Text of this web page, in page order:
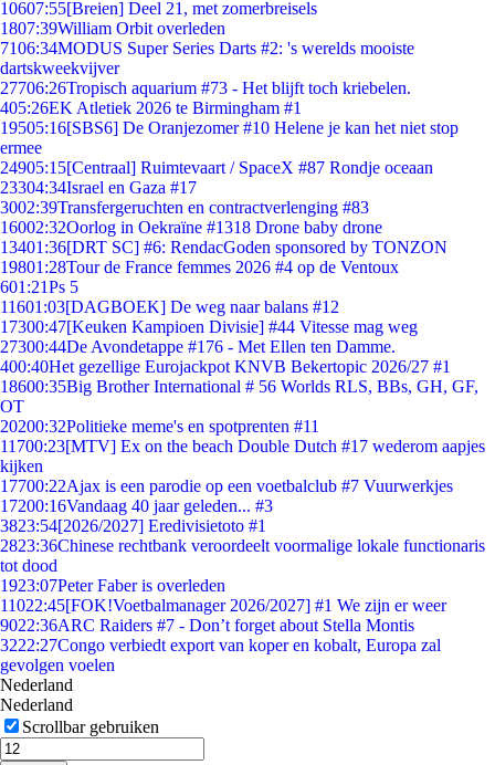
10607:55[Breien] Deel 21, met zomerbreisels
1807:39William Orbit overleden
7106:34MODUS Super Series Darts #2: 's werelds mooiste
dartskweekvijver
27706:26Tropisch aquarium #73 - Het blijft toch kriebelen.
405:26EK Atletiek 2026 te Birmingham #1
19505:16[SBS6] De Oranjezomer #10 Helene je kan het niet stop
ermee
24905:15[Centraal] Ruimtevaart / SpaceX #87 Rondje oceaan
23304:34Israel en Gaza #17
3002:39Transfergeruchten en contractverlenging #83
16002:32Oorlog in Oekraïne #1318 Drone baby drone
13401:36[DRT SC] #6: RendacGoden sponsored by TONZON
19801:28Tour de France femmes 2026 #4 op de Ventoux
601:21Ps 5
11601:03[DAGBOEK] De weg naar balans #12
17300:47[Keuken Kampioen Divisie] #44 Vitesse mag weg
27300:44De Avondetappe #176 - Met Ellen ten Damme.
400:40Het gezellige Eurojackpot KNVB Bekertopic 2026/27 #1
18600:35Big Brother International # 56 Worlds RLS, BBs, GH, GF,
OT
20200:32Politieke meme's en spotprenten #11
11700:23[MTV] Ex on the beach Double Dutch #17 wederom aapjes
kijken
17700:22Ajax is een parodie op een voetbalclub #7 Vuurwerkjes
17200:16Vandaag 40 jaar geleden... #3
3823:54[2026/2027] Eredivisietoto #1
2823:36Chinese rechtbank veroordeelt voormalige lokale functionaris
tot dood
1923:07Peter Faber is overleden
11022:45[FOK!Voetbalmanager 2026/2027] #1 We zijn er weer
9022:36ARC Raiders #7 - Don’t forget about Stella Montis
3222:27Congo verbiedt export van koper en kobalt, Europa zal
gevolgen voelen
Nederland
Nederland
Scrollbar gebruiken